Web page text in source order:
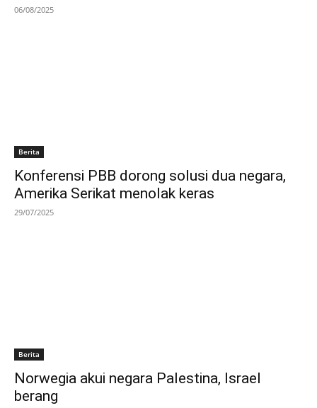
06/08/2025
Berita
Konferensi PBB dorong solusi dua negara,
Amerika Serikat menolak keras
29/07/2025
Berita
Norwegia akui negara Palestina, Israel
berang